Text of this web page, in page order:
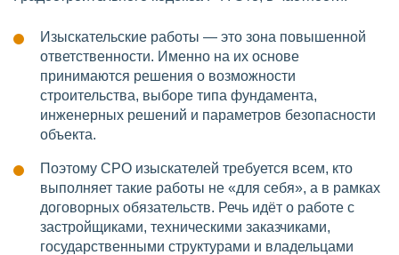
Изыскательские работы — это зона повышенной
ответственности. Именно на их основе
принимаются решения о возможности
строительства, выборе типа фундамента,
инженерных решений и параметров безопасности
объекта.
Поэтому СРО изыскателей требуется всем, кто
выполняет такие работы не «для себя», а в рамках
договорных обязательств. Речь идёт о работе с
застройщиками, техническими заказчиками,
государственными структурами и владельцами